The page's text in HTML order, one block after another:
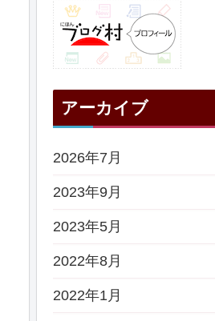
アーカイブ
2026年7月
2023年9月
2023年5月
2022年8月
2022年1月